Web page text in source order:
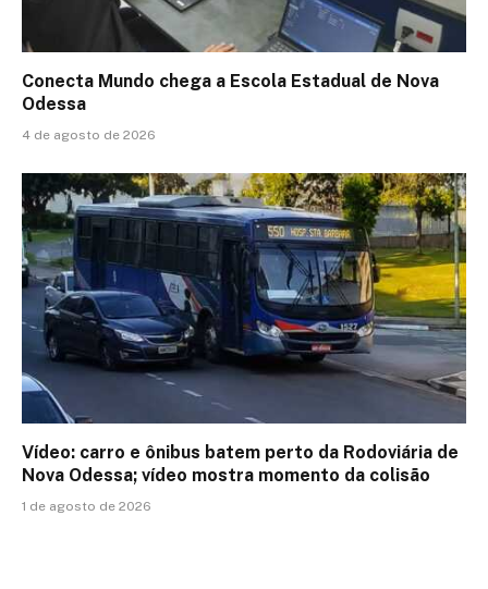
Conecta Mundo chega a Escola Estadual de Nova
Odessa
4 de agosto de 2026
Vídeo: carro e ônibus batem perto da Rodoviária de
Nova Odessa; vídeo mostra momento da colisão
1 de agosto de 2026